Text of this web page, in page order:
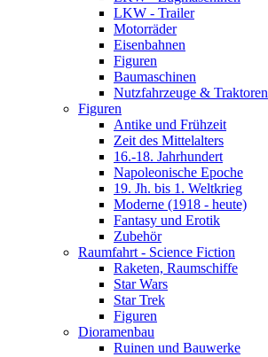
LKW - Trailer
Motorräder
Eisenbahnen
Figuren
Baumaschinen
Nutzfahrzeuge & Traktoren
Figuren
Antike und Frühzeit
Zeit des Mittelalters
16.-18. Jahrhundert
Napoleonische Epoche
19. Jh. bis 1. Weltkrieg
Moderne (1918 - heute)
Fantasy und Erotik
Zubehör
Raumfahrt - Science Fiction
Raketen, Raumschiffe
Star Wars
Star Trek
Figuren
Dioramenbau
Ruinen und Bauwerke